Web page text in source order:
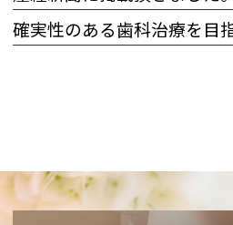
確実性のある歯科治療を目